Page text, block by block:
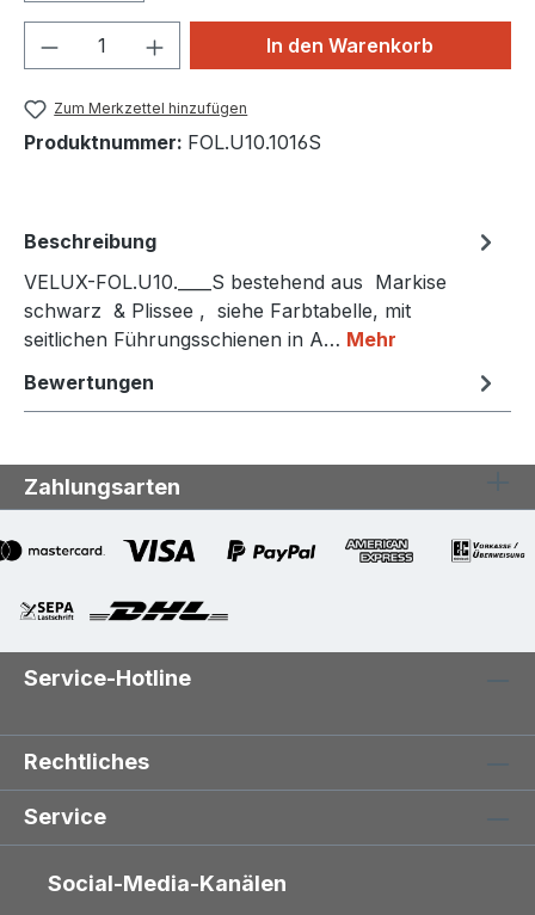
Produkt Anzahl: Gib denIn den Warenkorb
Zum Merkzettel hinzufügen
Produktnummer: FOL.U10.1016S
Beschreibung
VELUX-FOL.U10.____S bestehend aus Markise
schwarz & Plissee , siehe Farbtabelle, mit
seitlichen Führungsschienen in A… Mehr
Bewertungen
Zahlungsarten
Service-Hotline
Rechtliches
Service
Social-Media-Kanälen